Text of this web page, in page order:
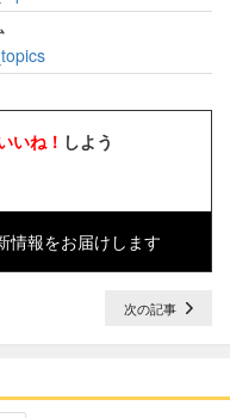
いね！ しよう
情報をお届けします
次の記事